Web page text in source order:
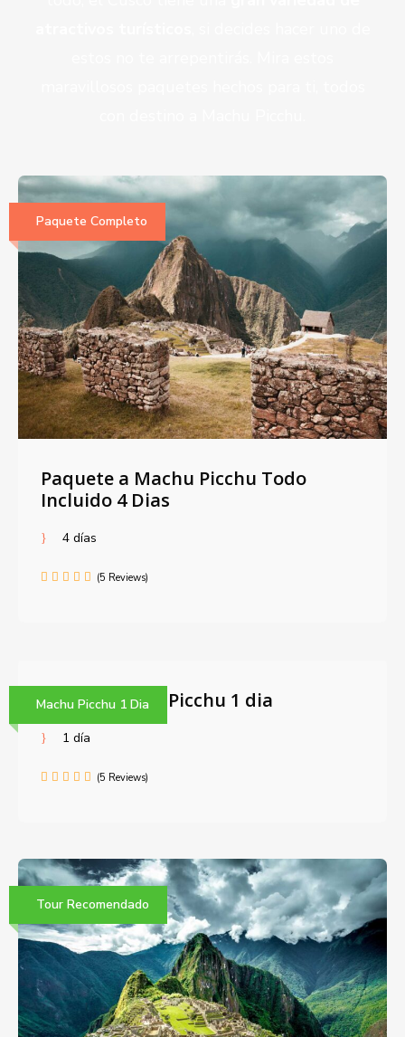
Paquete Completo
Paquete a Machu Picchu Todo
Incluido 4 Dias
4 días
(5 Reviews)
Machu Picchu 1 Dia
Tour a Machu Picchu 1 dia
1 día
(5 Reviews)
Tour Recomendado